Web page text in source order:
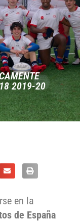
2019-20
en la
de España